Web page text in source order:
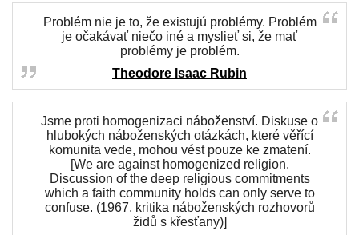
Problém nie je to, že existujú problémy. Problém
je očakávať niečo iné a myslieť si, že mať
problémy je problém.
Theodore Isaac Rubin
Jsme proti homogenizaci náboženství. Diskuse o
hlubokých náboženských otázkách, které věřící
komunita vede, mohou vést pouze ke zmatení.
[We are against homogenized religion.
Discussion of the deep religious commitments
which a faith community holds can only serve to
confuse. (1967, kritika náboženských rozhovorů
židů s křesťany)]